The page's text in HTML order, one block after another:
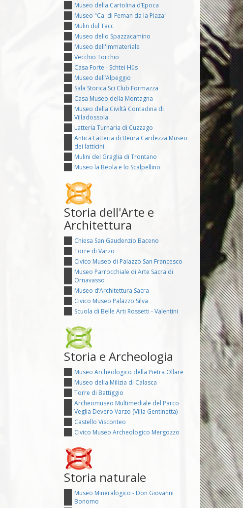
Museo della Cartolina d’Epoca
Museo "Ca' di Feman da la Piaza"
Mulin dul Tacc
Museo dello Spazzacamino
Museo dell'Immateriale
Vecchio Torchio
Casa Forte - Schtei Hüs
Museo dell’Alpeggio
Sala Storica Sci Club Formazza
Casa Museo della Montagna
Museo della Civiltà Contadina di
Villadossola
Latteria Turnaria di Cuzzago
Antica Latteria di Beura Cardezza Museo
dei latticini
Mulini del Graglia di Trontano
Museo la Beola e lo Scalpellino
Storia dell'Arte e
Architettura
Chiesa San Gaudenzio Baceno
Torre di Varzo
Civico Museo di Palazzo San Francesco
Museo Parrocchiale di Arte Sacra di
Ornavasso
Museo d’Architettura Sacra
Civico Museo Palazzo Silva
Scuola di Belle Arti Rossetti - Valentini
Storia e Archeologia
Museo Archeologico della Pietra Ollare
Museo della Milizia di Calasca
Torre di Battiggio
Archeomuseo Multimediale del Parco
Veglia Devero Varzo (Villa Gentinetta)
Castello Visconteo
Civico Museo Archeologico Mergozzo
Storia naturale
Museo Mineralogico - Don Giovanni
Bonomo